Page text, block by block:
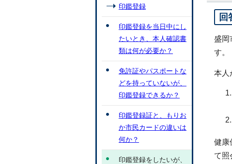
回
盛岡
す。
本人
健康
て照
印鑑登録
印鑑登録を当日中にし
たいとき、本人確認書
類は何が必要か？
免許証やパスポートな
どを持っていないが、
印鑑登録できるか？
印鑑登録証と、もりお
か市民カードの違いは
何か？
印鑑登録をしたいが、